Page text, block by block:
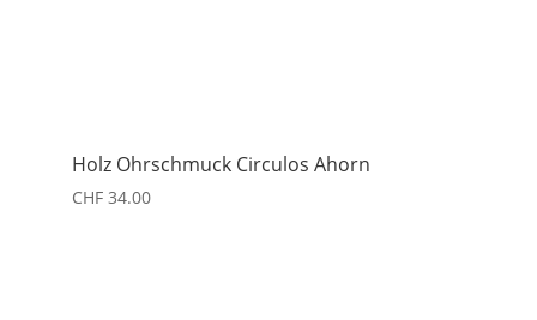
Holz Ohrschmuck Circulos Ahorn
CHF34.00